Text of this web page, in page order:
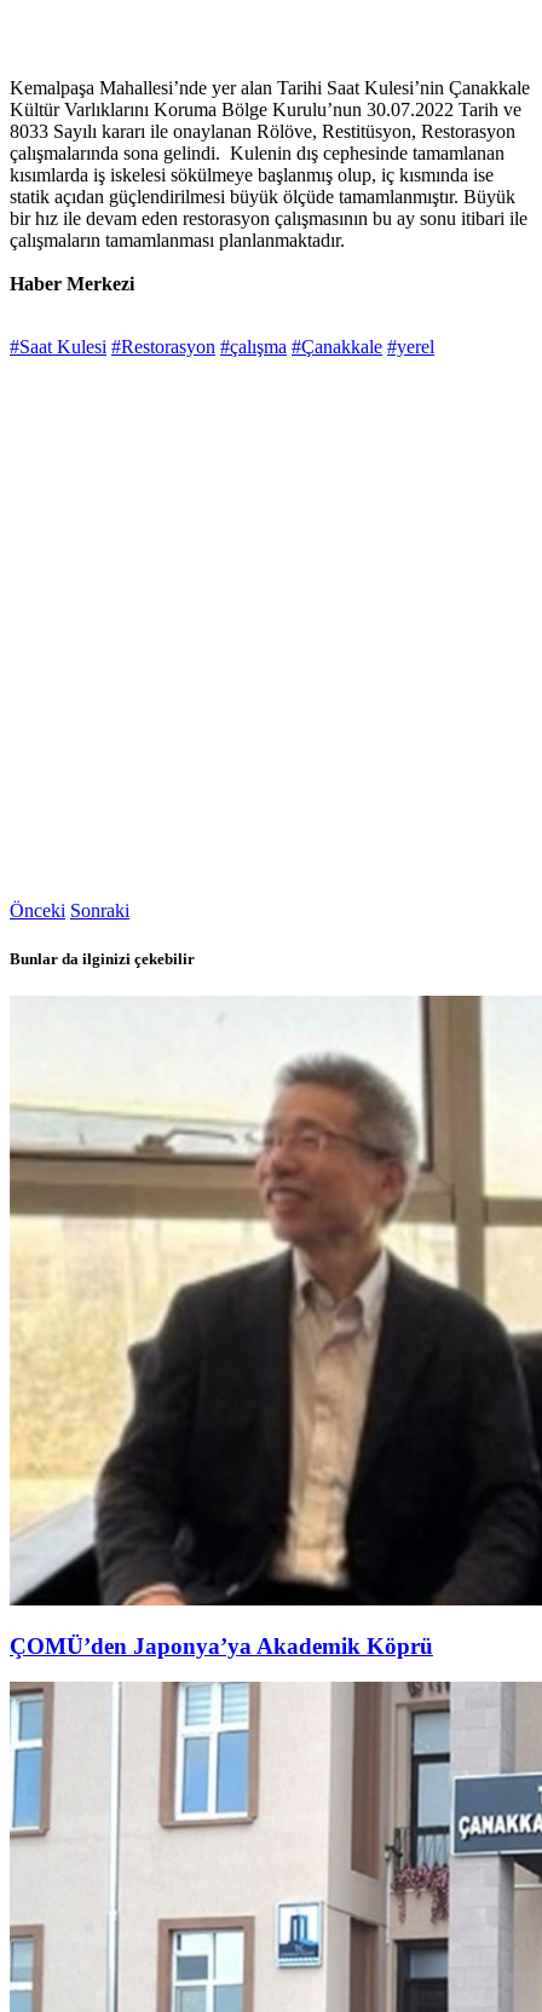
Kemalpaşa Mahallesi’nde yer alan Tarihi Saat Kulesi’nin Çanakkale
Kültür Varlıklarını Koruma Bölge Kurulu’nun 30.07.2022 Tarih ve
8033 Sayılı kararı ile onaylanan Rölöve, Restitüsyon, Restorasyon
çalışmalarında sona gelindi. Kulenin dış cephesinde tamamlanan
kısımlarda iş iskelesi sökülmeye başlanmış olup, iç kısmında ise
statik açıdan güçlendirilmesi büyük ölçüde tamamlanmıştır. Büyük
bir hız ile devam eden restorasyon çalışmasının bu ay sonu itibari ile
çalışmaların tamamlanması planlanmaktadır.
Haber Merkezi
#Saat Kulesi #Restorasyon #çalışma #Çanakkale #yerel
Önceki Sonraki
Bunlar da ilginizi çekebilir
ÇOMÜ’den Japonya’ya Akademik Köprü